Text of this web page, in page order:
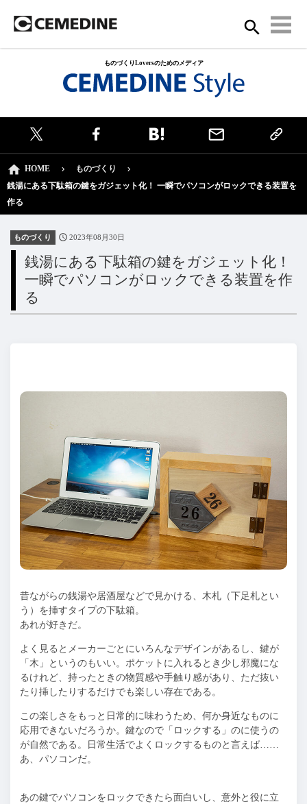
ものづくりLoversのためのメディア
HOME
ものづくり
銭湯にある下駄箱の鍵をガジェット化！ ⼀瞬でパソコンがロックできる装置を
作る
ものづくり 2023年08月30日
銭湯にある下駄箱の鍵をガジェット化！
⼀瞬でパソコンがロックできる装置を作
る
昔ながらの銭湯や居酒屋などで⾒かける、⽊札（下⾜札とい
う）を挿すタイプの下駄箱。
あれが好きだ。
よく⾒るとメーカーごとにいろんなデザインがあるし、鍵が
「⽊」というのもいい。ポケットに⼊れるとき少し邪魔にな
るけれど、持ったときの物質感や⼿触り感があり、ただ抜い
たり挿したりするだけでも楽しい存在である。
この楽しさをもっと⽇常的に味わうため、何か⾝近なものに
応⽤できないだろうか。鍵なので「ロックする」のに使うの
が⾃然である。⽇常⽣活でよくロックするものと⾔えば……
あ、パソコンだ。
あの鍵でパソコンをロックできたら⾯⽩いし、意外と役に⽴